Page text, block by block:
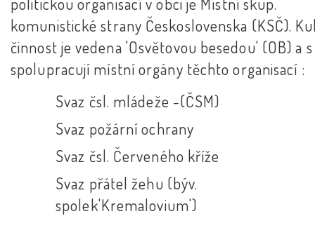
komunistické strany Československa (KSČ).
činnost je vedena 'Osvětovou besedou' (OB) a
spolupracují místní orgány těchto organisací :
Svaz čsl. mládeže -(ČSM)
Svaz požární ochrany
Svaz čsl. Červeného kříže
Svaz přátel žehu (býv.
spolek'Kremalovium')